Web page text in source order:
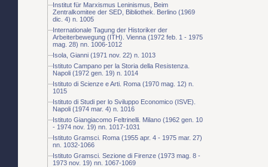
Institut für Marxismus Leninismus, Beim
Zentralkomitee der SED, Bibliothek. Berlino (1969
dic. 4) n. 1005
Internationale Tagung der Historiker der
Arbeiterbewegung (ITH). Vienna (1972 feb. 1 - 1975
mag. 28) nn. 1006-1012
Isola, Gianni (1971 nov. 22) n. 1013
Istituto Campano per la Storia della Resistenza.
Napoli (1972 gen. 19) n. 1014
Istituto di Scienze e Arti. Roma (1970 mag. 12) n.
1015
Istituto di Studi per lo Sviluppo Economico (ISVE).
Napoli (1974 mar. 4) n. 1016
Istituto Giangiacomo Feltrinelli. Milano (1962 gen. 10
- 1974 nov. 19) nn. 1017-1031
Istituto Gramsci. Roma (1955 apr. 4 - 1975 mar. 27)
nn. 1032-1066
Istituto Gramsci. Sezione di Firenze (1973 mag. 8 -
1973 nov. 19) nn. 1067-1069